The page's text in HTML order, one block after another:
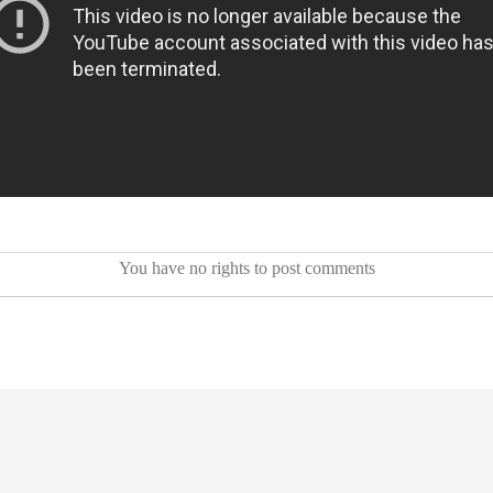
You have no rights to post comments